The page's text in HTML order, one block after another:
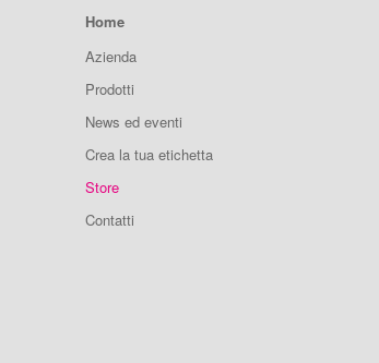
Home
Azienda
Prodotti
News ed eventi
Crea la tua etichetta
Store
Contatti